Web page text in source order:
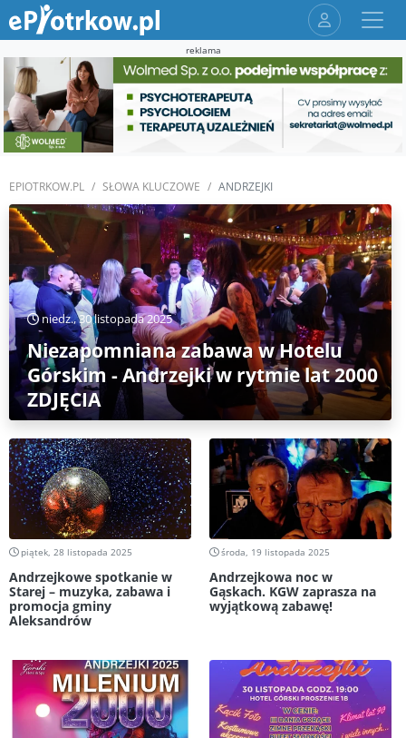
reklama
EPIOTRKOW.PL SŁOWA KLUCZOWE ANDRZEJKI
niedz., 30 listopada 2025
Niezapomniana zabawa w Hotelu
Górskim - Andrzejki w rytmie lat 2000
ZDJĘCIA
piątek, 28 listopada 2025
Andrzejkowe spotkanie w
Starej – muzyka, zabawa i
promocja gminy
Aleksandrów
środa, 19 listopada 2025
Andrzejkowa noc w
Gąskach. KGW zaprasza na
wyjątkową zabawę!